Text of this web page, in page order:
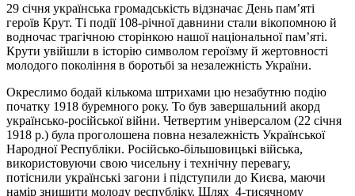
29 січня українська громадськість відзначає День пам’яті
героїв Крут. Ті події 108-річної давнини стали вікопомною й
водночас трагічною сторінкою нашої національної пам’яті.
Крути увійшли в історію символом героїзму й жертовності
молодого покоління в боротьбі за незалежність України.
Окреслимо бодай кількома штрихами цю незабутню подію
початку 1918 буремного року. То був завершальний акорд
українсько-російської війни. Четвертим універсалом (22 січня
1918 р.) була проголошена повна незалежність Української
Народної Республіки. Російсько-більшовицькі війська,
використовуючи свою чисельну і технічну перевагу,
потіснили українські загони і підступили до Києва, маючи
намір знищити молоду республіку. Шлях 4-тисячному